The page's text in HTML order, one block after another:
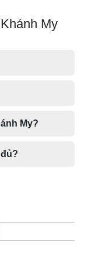
My
My?